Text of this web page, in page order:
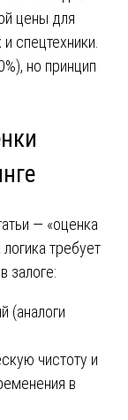
цены для
спецтехники.
но принцип
— «оценка
требует
залоге:
(аналоги
чистоту и
в